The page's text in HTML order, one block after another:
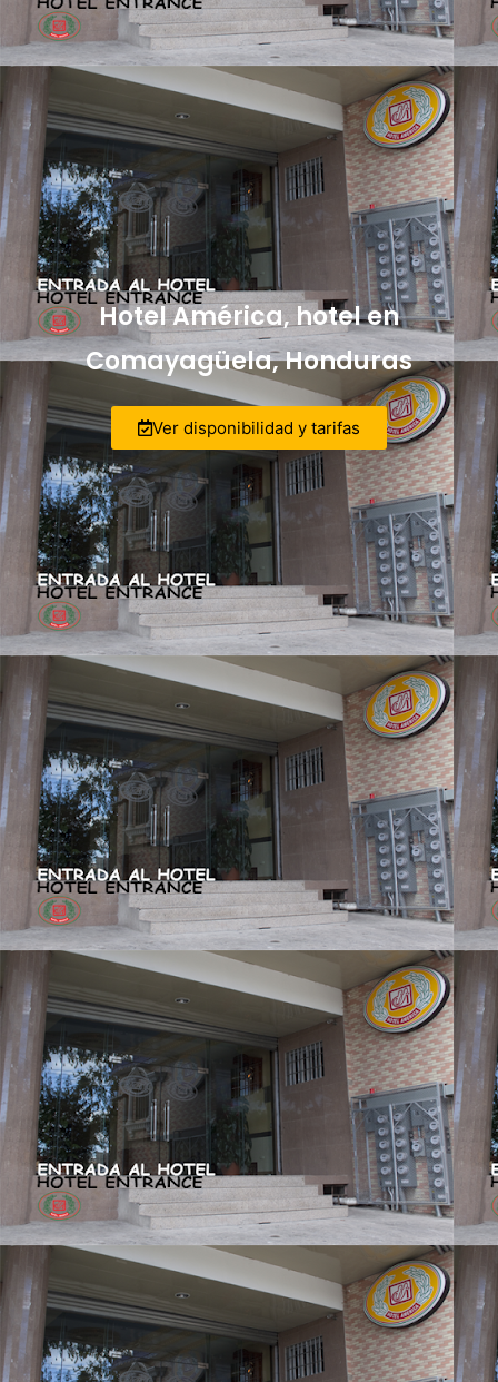
Hotel América, hotel en
Comayagüela, Honduras
Ver disponibilidad y tarifas